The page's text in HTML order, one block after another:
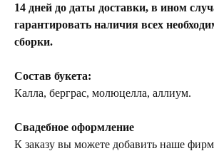
14 дней до даты доставки, в ином
гарантировать наличия всех
сборки.
Состав букета:
Калла, берграс, молюцелла, аллиум.
Свадебное оформление
К заказу вы можете добавить наше